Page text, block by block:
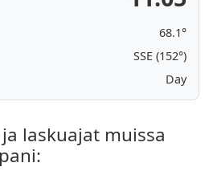
68.1°
SSE (152°)
Day
laskuajat muissa